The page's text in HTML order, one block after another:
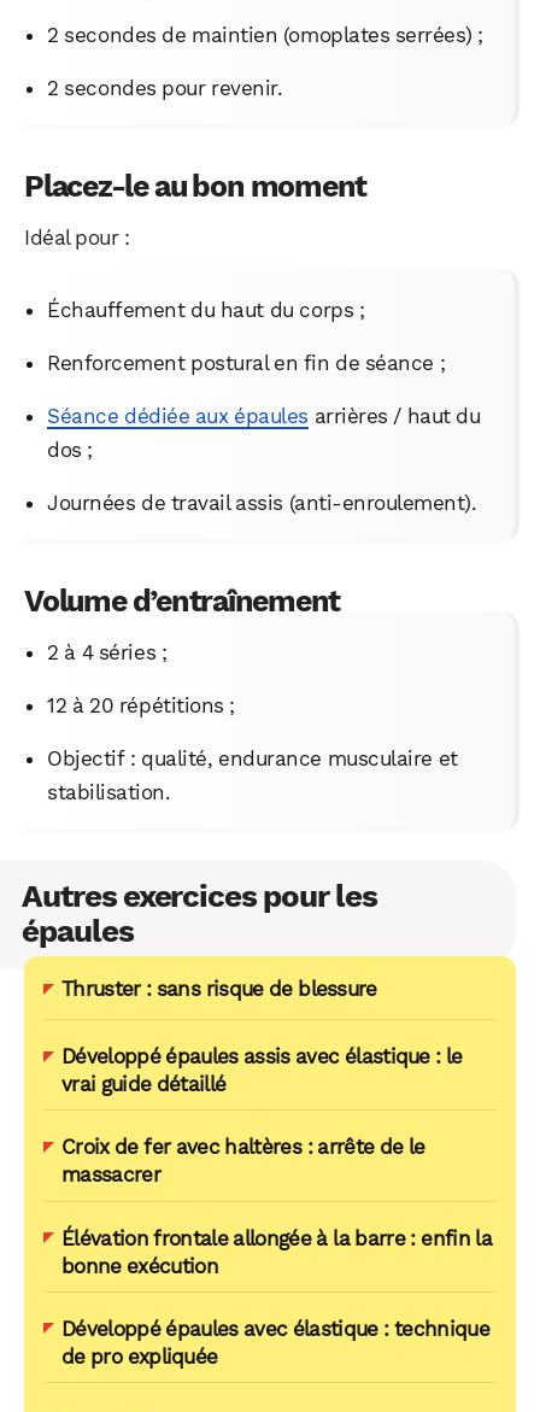
2 secondes de maintien (omoplates serrées) ;
2 secondes pour revenir.
Placez-le au bon moment
Idéal pour :
Échauffement du haut du corps ;
Renforcement postural en fin de séance ;
Séance dédiée aux épaules arrières / haut du
dos ;
Journées de travail assis (anti-enroulement).
Volume d’entraînement
2 à 4 séries ;
12 à 20 répétitions ;
Objectif : qualité, endurance musculaire et
stabilisation.
Autres exercices pour les
épaules
Thruster : sans risque de blessure
Développé épaules assis avec élastique : le
vrai guide détaillé
Croix de fer avec haltères : arrête de le
massacrer
Élévation frontale allongée à la barre : enfin la
bonne exécution
Développé épaules avec élastique : technique
de pro expliquée